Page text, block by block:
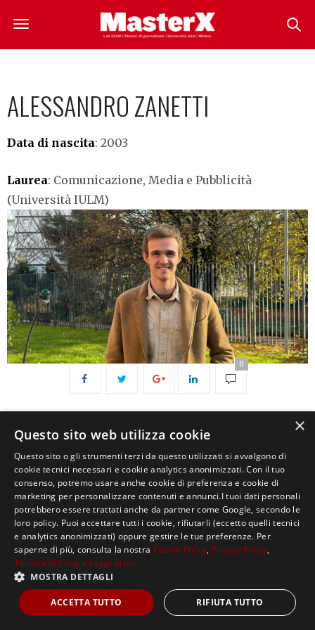
ALESSANDRO ZANETTI
Data di nascita: 2003
Laurea: Comunicazione, Media e Pubblicità
(Università IULM)
0
Copyright ©2021, MASTERX Tutti i diritti riservati.
×
Questo sito web utilizza cookie
Questo sito o gli strumenti terzi da questo utilizzati si avvalgono di
cookie tecnici necessari e cookie analytics anonimizzati. Con il tuo
consenso, potremo usare anche cookie di preferenza e cookie di
marketing per personalizzare contenuti e annunci.I tuoi dati personali
potrebbero essere trattati anche da partner come Google, secondo le
loro policy. Puoi accettare tutti i cookie, rifiutarli (eccetto quelli tecnici
e analytics anonimizzati) oppure gestire le tue preferenze. Per
saperne di più, consulta la nostra Cookie Policy, Privacy Policy,
Termini di Google Leggi di più
MOSTRA DETTAGLI
ACCETTA TUTTO RIFIUTA TUTTO